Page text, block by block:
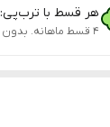
هر قسط با ترب‌پی:
۴ قسط ماهانه. بدون سود، چک و ضامن.